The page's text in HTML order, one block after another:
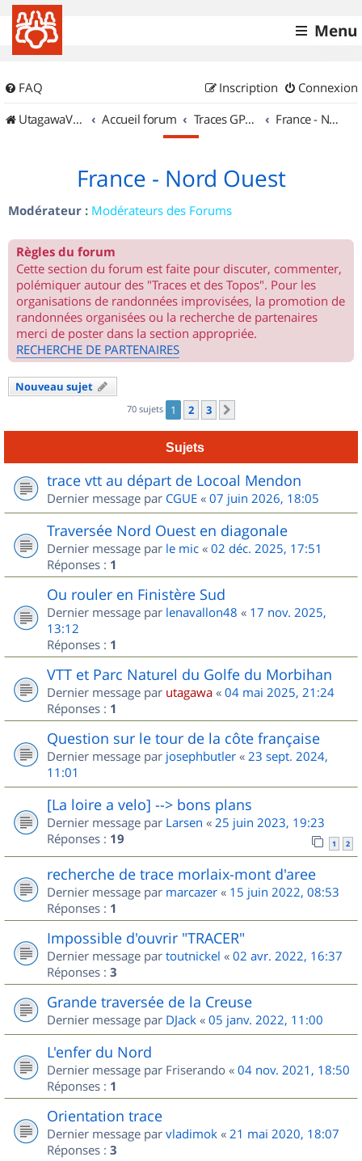
Menu
FAQ Connexion
Inscription
UtagawaVTT (Randos VTT et VTTAE avec traces GPS)
Accueil forum Traces GPS de randos VTT France - Nord Ouest
France - Nord Ouest
Modérateur : Modérateurs des Forums
Règles du forum
Cette section du forum est faite pour discuter, commenter,
polémiquer autour des "Traces et des Topos". Pour les
organisations de randonnées improvisées, la promotion de
randonnées organisées ou la recherche de partenaires
merci de poster dans la section appropriée.
RECHERCHE DE PARTENAIRES
Nouveau sujet
70 sujets 1 2 3
Sujets
trace vtt au départ de Locoal Mendon
Dernier message par CGUE « 07 juin 2026, 18:05
Traversée Nord Ouest en diagonale
Dernier message par le mic « 02 déc. 2025, 17:51
Réponses : 1
Ou rouler en Finistère Sud
Dernier message par lenavallon48 « 17 nov. 2025,
13:12
Réponses : 1
VTT et Parc Naturel du Golfe du Morbihan
Dernier message par utagawa « 04 mai 2025, 21:24
Réponses : 1
Question sur le tour de la côte française
Dernier message par josephbutler « 23 sept. 2024,
11:01
[La loire a velo] --> bons plans
Dernier message par Larsen « 25 juin 2023, 19:23
Réponses : 19 1 2
recherche de trace morlaix-mont d'aree
Dernier message par marcazer « 15 juin 2022, 08:53
Réponses : 1
Impossible d'ouvrir "TRACER"
Dernier message par toutnickel « 02 avr. 2022, 16:37
Réponses : 3
Grande traversée de la Creuse
Dernier message par DJack « 05 janv. 2022, 11:00
L'enfer du Nord
Dernier message par Friserando « 04 nov. 2021, 18:50
Réponses : 1
Orientation trace
Dernier message par vladimok « 21 mai 2020, 18:07
Réponses : 3